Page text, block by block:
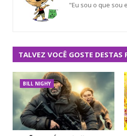
"Eu sou o que sou
TALVEZ VOCÊ GOSTE DESTAS
BILL NIGHY